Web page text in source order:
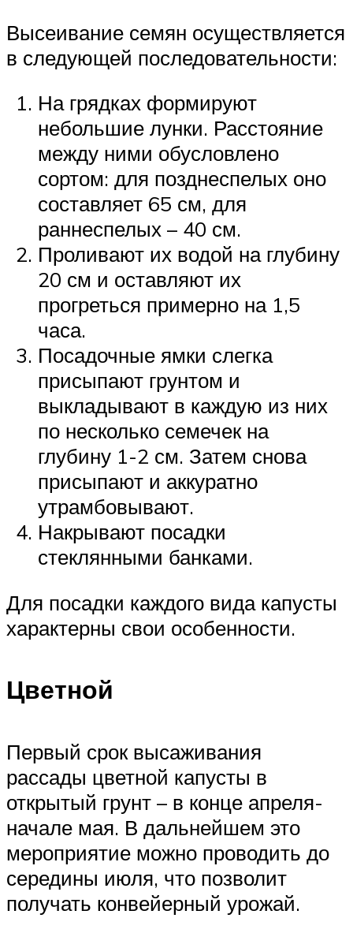
Высеивание семян осуществляется
в следующей последовательности:
На грядках формируют
небольшие лунки. Расстояние
между ними обусловлено
сортом: для позднеспелых оно
составляет 65 см, для
раннеспелых – 40 см.
Проливают их водой на глубину
20 см и оставляют их
прогреться примерно на 1,5
часа.
Посадочные ямки слегка
присыпают грунтом и
выкладывают в каждую из них
по несколько семечек на
глубину 1-2 см. Затем снова
присыпают и аккуратно
утрамбовывают.
Накрывают посадки
стеклянными банками.
Для посадки каждого вида капусты
характерны свои особенности.
Цветной
Первый срок высаживания
рассады цветной капусты в
открытый грунт – в конце апреля-
начале мая. В дальнейшем это
мероприятие можно проводить до
середины июля, что позволит
получать конвейерный урожай.